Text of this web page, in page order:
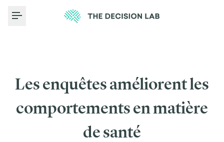
Toggle Menu
Les enquêtes améliorent les
comportements en matière
de santé